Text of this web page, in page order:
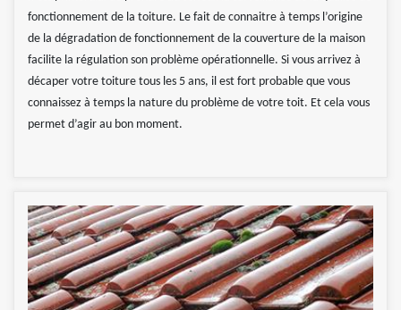
fonctionnement de la toiture. Le fait de connaitre à temps l’origine
de la dégradation de fonctionnement de la couverture de la maison
facilite la régulation son problème opérationnelle. Si vous arrivez à
décaper votre toiture tous les 5 ans, il est fort probable que vous
connaissez à temps la nature du problème de votre toit. Et cela vous
permet d’agir au bon moment.